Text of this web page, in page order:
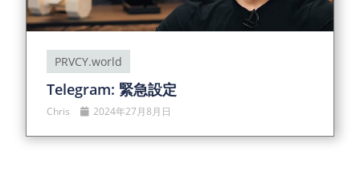
PRVCY.world
Telegram: 緊急設定
Chris 2024年27月8月日